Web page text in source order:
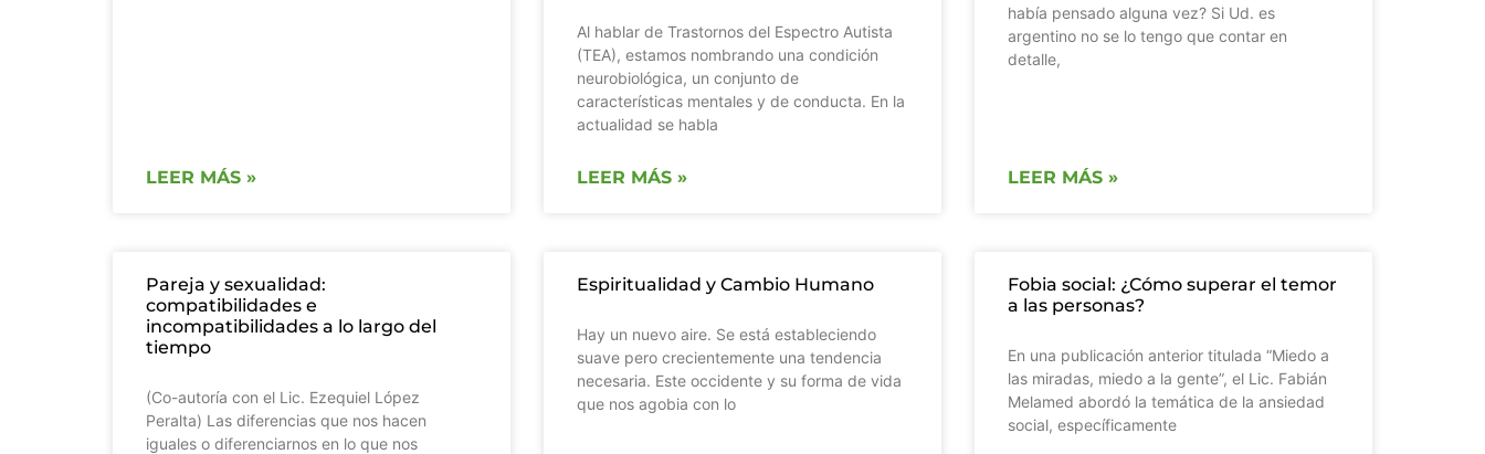
LEER MÁS »
Al hablar de Trastornos del Espectro Autista
(TEA), estamos nombrando una condición
neurobiológica, un conjunto de
características mentales y de conducta. En la
actualidad se habla
LEER MÁS »
había pensado alguna vez? Si Ud. es
argentino no se lo tengo que contar en
detalle,
LEER MÁS »
Pareja y sexualidad:
compatibilidades e
incompatibilidades a lo largo del
tiempo
(Co-autoría con el Lic. Ezequiel López
Peralta) Las diferencias que nos hacen
iguales o diferenciarnos en lo que nos
Espiritualidad y Cambio Humano
Hay un nuevo aire. Se está estableciendo
suave pero crecientemente una tendencia
necesaria. Este occidente y su forma de vida
que nos agobia con lo
Fobia social: ¿Cómo superar el temor
a las personas?
En una publicación anterior titulada “Miedo a
las miradas, miedo a la gente”, el Lic. Fabián
Melamed abordó la temática de la ansiedad
social, específicamente